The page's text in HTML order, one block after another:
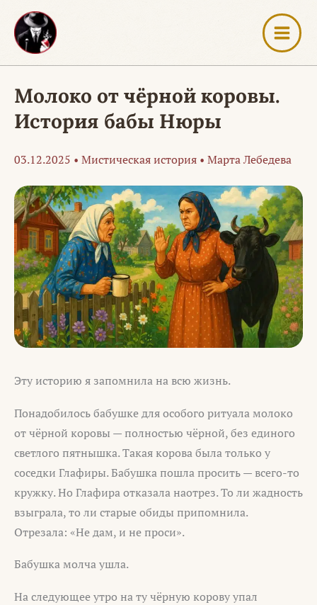
Перейти
содержимому
Молоко от чёрной коровы.
История бабы Нюры
03.12.2025 • Мистическая история • Марта Лебедева
Эту историю я запомнила на всю жизнь.
Понадобилось бабушке для особого ритуала молоко
от чёрной коровы — полностью чёрной, без единого
светлого пятнышка. Такая корова была только у
соседки Глафиры. Бабушка пошла просить — всего-то
кружку. Но Глафира отказала наотрез. То ли жадность
взыграла, то ли старые обиды припомнила.
Отрезала: «Не дам, и не проси».
Бабушка молча ушла.
На следующее утро на ту чёрную корову упал